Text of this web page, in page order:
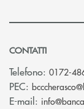
CONTATTI
Telefono: 0172-
PEC:
E-mail: